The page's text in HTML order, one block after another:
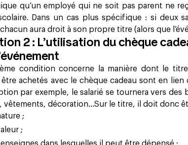
qu’un employé qui ne soit pas parent ne
Dans un cas plus spécifique : si deux
aura droit à son propre titre (alors que
2 : L’utilisation du chèque
condition concerne la manière dont le
achetés avec le chèque cadeau sont en lien
par exemple, le salarié se tournera vers des
vêtements, décoration...Sur le titre, il doit donc
;
;
enseignes dans lesquelles il peut être dépensé ;